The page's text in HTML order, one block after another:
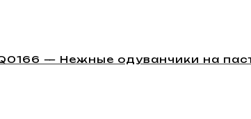
— Нежные одуванчики на